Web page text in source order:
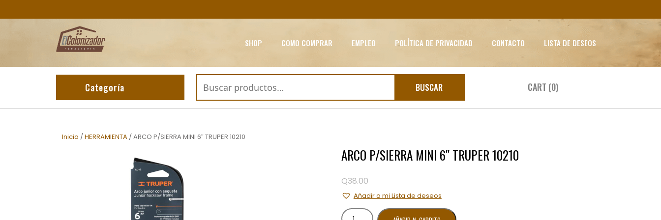
SHOP COMO COMPRAR EMPLEO POLÍTICA DE PRIVACIDAD CONTACTO LISTA DE DESEOS
Categoría
por:
BUSCAR CART (0)
Inicio /HERRAMIENTA / ARCO P/SIERRA MINI 6″ TRUPER 10210
ARCO P/SIERRA MINI 6″ TRUPER 10210
Q38.00
Añadir a mi Lista de deseos
ARCO